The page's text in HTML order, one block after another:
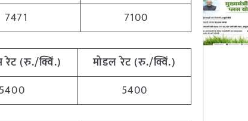
7471 7100
रेट (रु./क्विं.) मोडल रेट(रु./क्विं.)
5400 5400